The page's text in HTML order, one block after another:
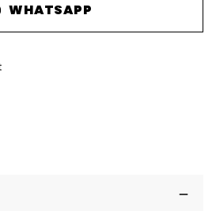
WHATSAPP